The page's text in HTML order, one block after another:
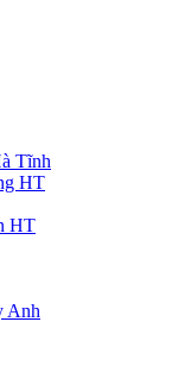
Tĩnh
HT
HT
Anh